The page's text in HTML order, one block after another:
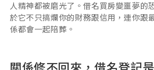
人精神都被磨光了。借名買房變噩夢的
於它不只搞爛你的財務跟信用，連你跟
係都會一起陪葬。